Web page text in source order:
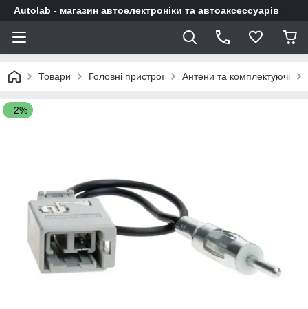
Autolab - магазин автоелектроніки та автоаксессуарів
Товари Головні пристрої Антени та комплектуючі
–2%